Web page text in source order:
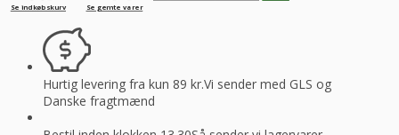
Se gemte varer
Se indkøbskurv
Hurtig levering fra kun 89 kr.Vi sender med GLS og
Danske fragtmænd